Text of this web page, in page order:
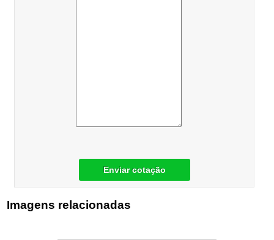
Enviar cotação
Imagens relacionadas